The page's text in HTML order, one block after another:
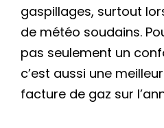
gaspillages, surtout
de météo soudains.
pas seulement un
c’est aussi une
facture de gaz sur